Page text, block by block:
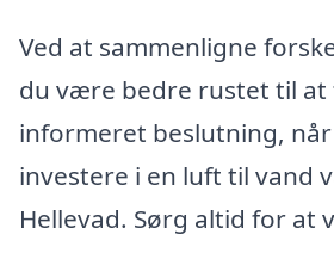
Ved at sammenligne
du være bedre rustet til
informeret beslutning, når
investere i en luft til vand
Hellevad. Sørg altid for at